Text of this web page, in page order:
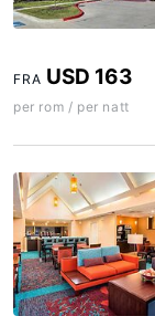
FRA USD 163
per rom / per natt